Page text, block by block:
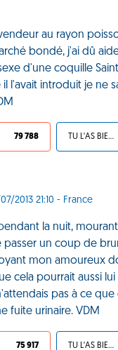
au rayon
bondé, j'ai dû
d'une coquille
l'avait introduit je ne
79 788 TU L'AS BIEN MÉRITÉ
2013 21:10 - France
la nuit,
passer un coup de
mon amoureux
cela pourrait aussi lui
pas à ce que
fuite urinaire. VDM
75 917 TU L'AS BIEN MÉRITÉ